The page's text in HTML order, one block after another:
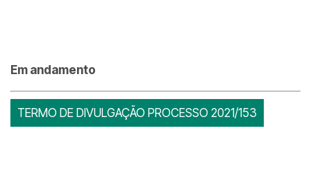
Em andamento
TERMO DE DIVULGAÇÃO PROCESSO 2021/153